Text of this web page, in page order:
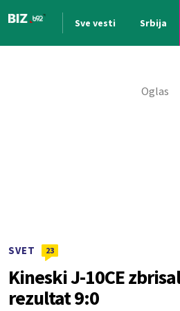
Sve vesti Srbija
SVET 23
Kineski J-10CE
rezultat 9:0